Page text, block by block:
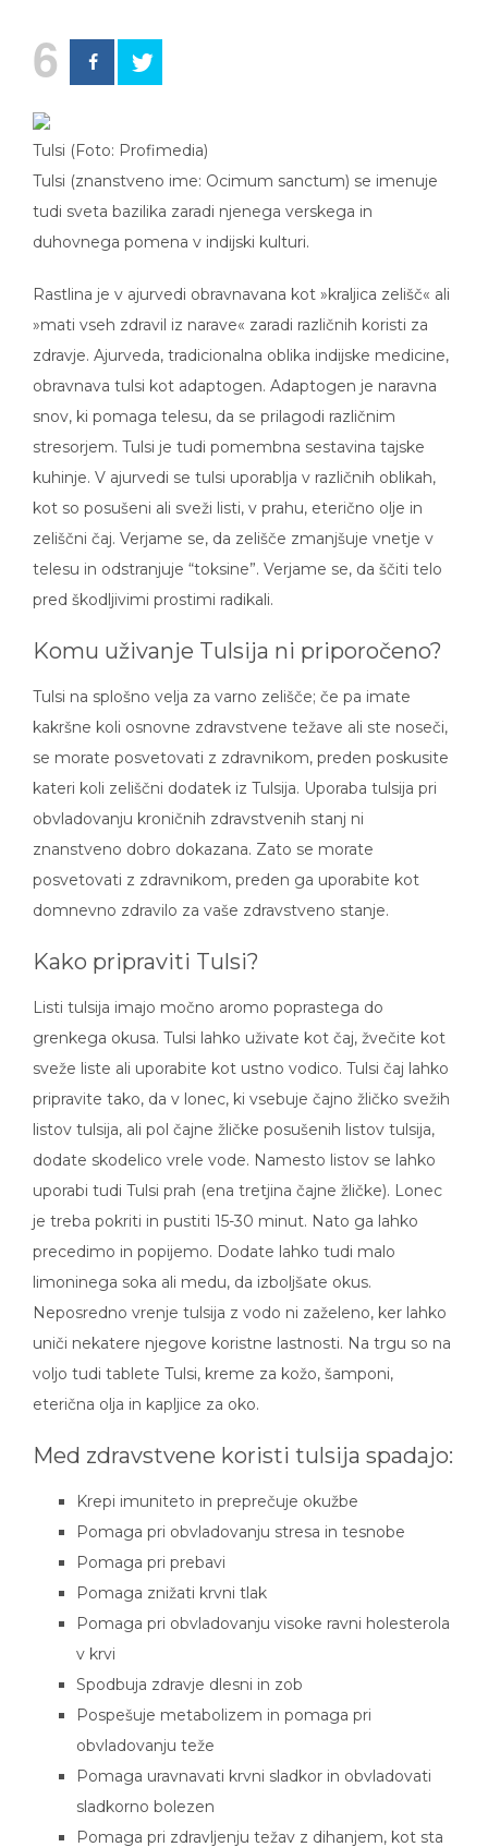
6
Tulsi (Foto: Profimedia)
Tulsi (znanstveno ime: Ocimum sanctum) se imenuje
tudi sveta bazilika zaradi njenega verskega in
duhovnega pomena v indijski kulturi.
Rastlina je v ajurvedi obravnavana kot »kraljica zelišč« ali
»mati vseh zdravil iz narave« zaradi različnih koristi za
zdravje. Ajurveda, tradicionalna oblika indijske medicine,
obravnava tulsi kot adaptogen. Adaptogen je naravna
snov, ki pomaga telesu, da se prilagodi različnim
stresorjem. Tulsi je tudi pomembna sestavina tajske
kuhinje. V ajurvedi se tulsi uporablja v različnih oblikah,
kot so posušeni ali sveži listi, v prahu, eterično olje in
zeliščni čaj. Verjame se, da zelišče zmanjšuje vnetje v
telesu in odstranjuje “toksine”. Verjame se, da ščiti telo
pred škodljivimi prostimi radikali.
Komu uživanje Tulsija ni priporočeno?
Tulsi na splošno velja za varno zelišče; če pa imate
kakršne koli osnovne zdravstvene težave ali ste noseči,
se morate posvetovati z zdravnikom, preden poskusite
kateri koli zeliščni dodatek iz Tulsija. Uporaba tulsija pri
obvladovanju kroničnih zdravstvenih stanj ni
znanstveno dobro dokazana. Zato se morate
posvetovati z zdravnikom, preden ga uporabite kot
domnevno zdravilo za vaše zdravstveno stanje.
Kako pripraviti Tulsi?
Listi tulsija imajo močno aromo poprastega do
grenkega okusa. Tulsi lahko uživate kot čaj, žvečite kot
sveže liste ali uporabite kot ustno vodico. Tulsi čaj lahko
pripravite tako, da v lonec, ki vsebuje čajno žličko svežih
listov tulsija, ali pol čajne žličke posušenih listov tulsija,
dodate skodelico vrele vode. Namesto listov se lahko
uporabi tudi Tulsi prah (ena tretjina čajne žličke). Lonec
je treba pokriti in pustiti 15-30 minut. Nato ga lahko
precedimo in popijemo. Dodate lahko tudi malo
limoninega soka ali medu, da izboljšate okus.
Neposredno vrenje tulsija z vodo ni zaželeno, ker lahko
uniči nekatere njegove koristne lastnosti. Na trgu so na
voljo tudi tablete Tulsi, kreme za kožo, šamponi,
eterična olja in kapljice za oko.
Med zdravstvene koristi tulsija spadajo:
Krepi imuniteto in preprečuje okužbe
Pomaga pri obvladovanju stresa in tesnobe
Pomaga pri prebavi
Pomaga znižati krvni tlak
Pomaga pri obvladovanju visoke ravni holesterola
v krvi
Spodbuja zdravje dlesni in zob
Pospešuje metabolizem in pomaga pri
obvladovanju teže
Pomaga uravnavati krvni sladkor in obvladovati
sladkorno bolezen
Pomaga pri zdravljenju težav z dihanjem, kot sta